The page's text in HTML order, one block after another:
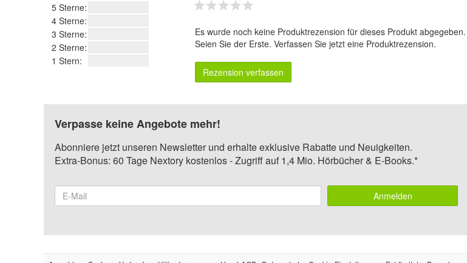
5 Sterne:
4 Sterne:
3 Sterne:
2 Sterne:
1 Stern:
Es wurde noch keine Produktrezension für dieses Produkt abgegeben.
Seien Sie der Erste. Verfassen Sie jetzt eine Produktrezension.
Rezension verfassen
Verpasse keine Angebote mehr!
Abonniere jetzt unseren Newsletter und erhalte exklusive Rabatte und Neuigkeiten.
Extra-Bonus: 60 Tage Nextory kostenlos - Zugriff auf 1,4 Mio. Hörbücher & E-Books.*
Anmelden